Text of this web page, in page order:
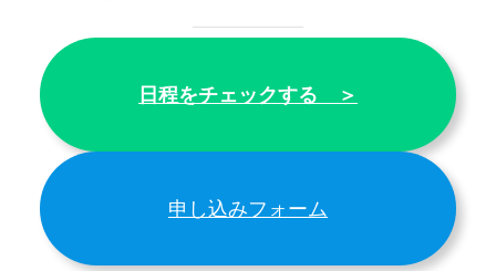
日程をチェックする ＞
申し込みフォーム